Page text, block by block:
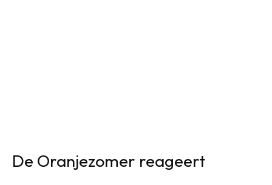
De Oranjezomer reageert